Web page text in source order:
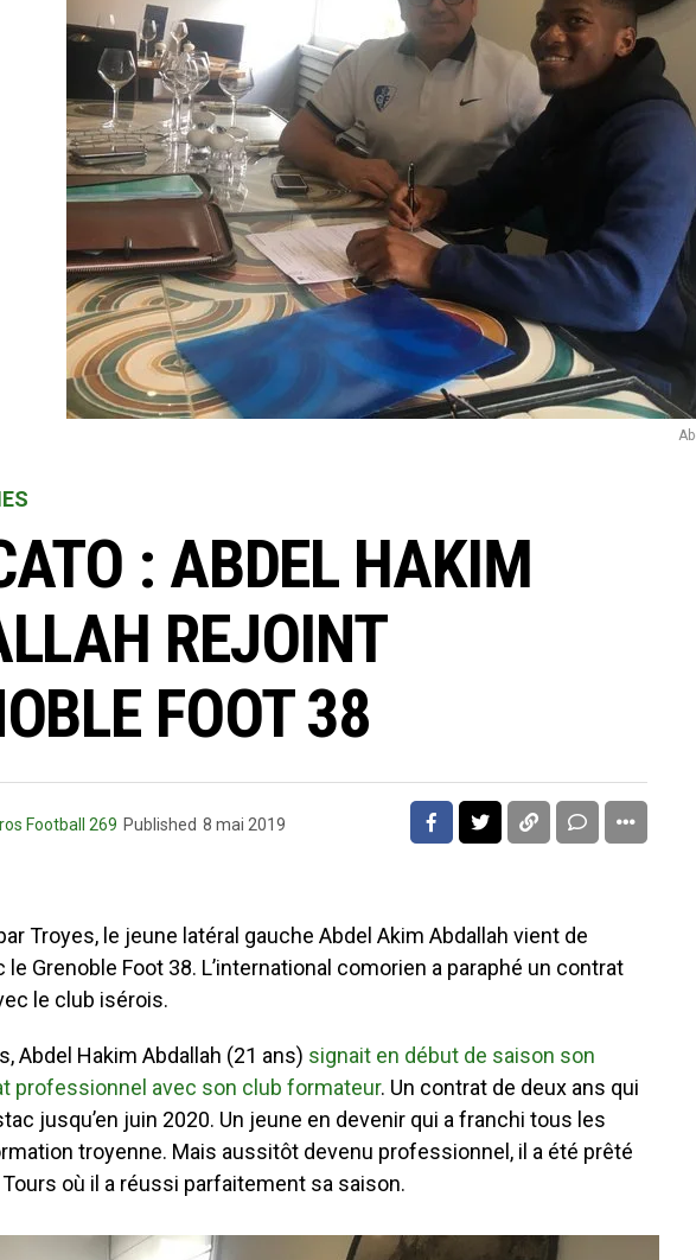
: ABDEL HAKIM
REJOINT
FOOT 38
Football 269 Published 8 mai 2019
Troyes, le jeune latéral gauche Abdel Akim Abdallah vient de
le Grenoble Foot 38. L’international comorien a paraphé un contrat
le club isérois.
Abdel Hakim Abdallah (21 ans) signait en début de saison son
professionnel avec son club formateur. Un contrat de deux ans qui
jusqu’en juin 2020. Un jeune en devenir qui a franchi tous les
troyenne. Mais aussitôt devenu professionnel, il a été prêté
où il a réussi parfaitement sa saison.